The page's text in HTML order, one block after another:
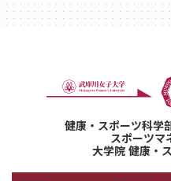
健康・スポーツ科学
スポーツマ
大学院 健康・